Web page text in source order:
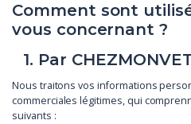
Comment sont
vous concernant ?
1. Par
Nous traitons vos informations
commerciales légitimes, qui
suivants :